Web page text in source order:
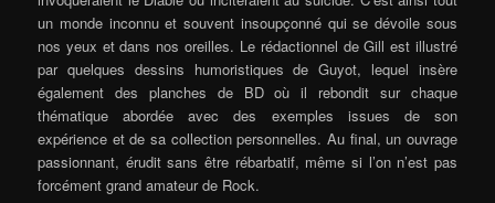
un monde inconnu et souvent insoupçonné qui se dévoile sous
nos yeux et dans nos oreilles. Le rédactionnel de Gill est illustré
par quelques dessins humoristiques de Guyot, lequel insère
également des planches de BD où il rebondit sur chaque
thématique abordée avec des exemples issues de son
expérience et de sa collection personnelles. Au final, un ouvrage
passionnant, érudit sans être rébarbatif, même si l’on n’est pas
forcément grand amateur de Rock.